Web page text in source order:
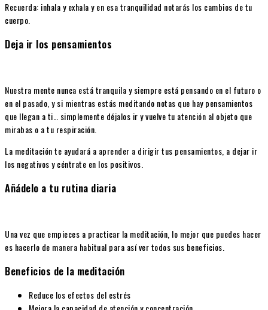
Recuerda: inhala y exhala y en esa tranquilidad notarás los cambios de tu
cuerpo.
Deja ir los pensamientos
Nuestra mente nunca está tranquila y siempre está pensando en el futuro o
en el pasado, y si mientras estás meditando notas que hay pensamientos
que llegan a ti… simplemente déjalos ir y vuelve tu atención al objeto que
mirabas o a tu respiración.
La meditación te ayudará a aprender a dirigir tus pensamientos, a dejar ir
los negativos y céntrate en los positivos.
Añádelo a tu rutina diaria
Una vez que empieces a practicar la meditación, lo mejor que puedes hacer
es hacerlo de manera habitual para así ver todos sus beneficios.
Beneficios de la meditación
Reduce los efectos del estrés